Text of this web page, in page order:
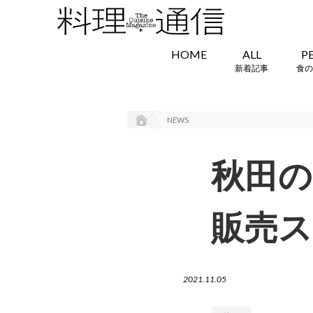
HOME ALL
新着記事 食
NEWS
秋田
販売
2021.11.05